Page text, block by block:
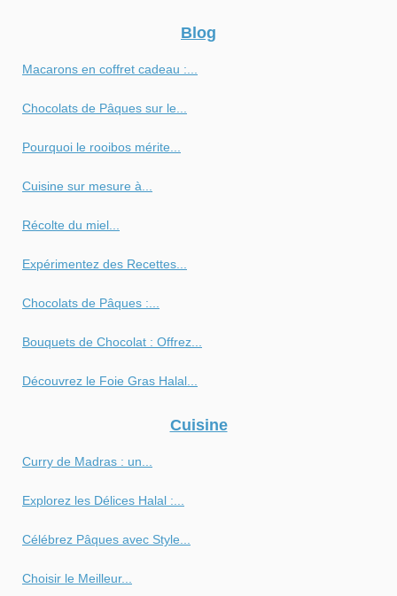
Blog
Macarons en coffret cadeau :...
Chocolats de Pâques sur le...
Pourquoi le rooibos mérite...
Cuisine sur mesure à...
Récolte du miel...
Expérimentez des Recettes...
Chocolats de Pâques :...
Bouquets de Chocolat : Offrez...
Découvrez le Foie Gras Halal...
Cuisine
Curry de Madras : un...
Explorez les Délices Halal :...
Célébrez Pâques avec Style...
Choisir le Meilleur...